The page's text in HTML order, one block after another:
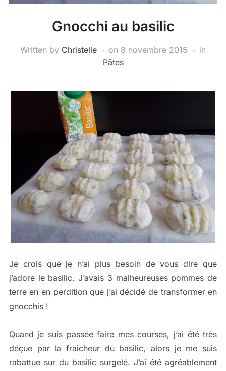
Gnocchi au basilic
Written by Christelle on 8 novembre 2015
in
Pâtes
Je crois que je n’ai plus besoin de vous dire que
j’adore le basilic. J’avais 3 malheureuses pommes de
terre en en perdition que j’ai décidé de transformer en
gnocchis !
Quand je suis passée faire mes courses, j’ai été très
déçue par la fraicheur du basilic, alors je me suis
rabattue sur du basilic surgelé. J’ai été agréablement